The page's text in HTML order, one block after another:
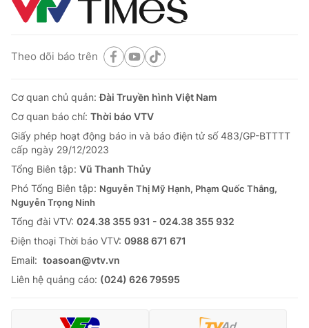
Theo dõi báo trên
Cơ quan chủ quản:Đài Truyền hình Việt Nam
Cơ quan báo chí: Thời báo VTV
Giấy phép hoạt động báo in và báo điện tử số 483/GP-BTTTT
cấp ngày 29/12/2023
Tổng Biên tập: Vũ Thanh Thủy
Phó Tổng Biên tập: Nguyễn Thị Mỹ Hạnh, Phạm Quốc Thắng,
Nguyễn Trọng Ninh
Tổng đài VTV: 024.38 355 931 - 024.38 355 932
Ðiện thoại Thời báo VTV: 0988 671 671
Email: toasoan@vtv.vn
Liên hệ quảng cáo: (024) 626 79595